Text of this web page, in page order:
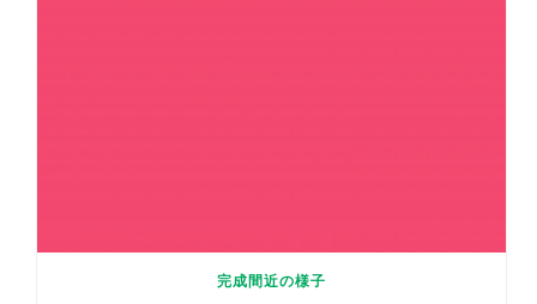
完成間近の様子